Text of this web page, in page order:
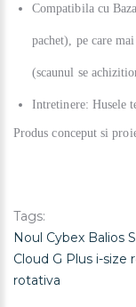
Compatibila cu
pachet), pe care
(scaunul se
Intretinere: Husele
Produs conceput si
Tags:
Noul Cybex Balios
Cloud G Plus i-size
rotativa